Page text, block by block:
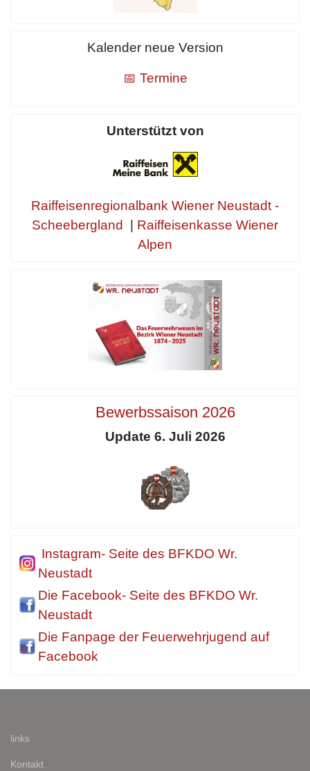
Kalender neue Version
📅 Termine
Unterstützt von
Raiffeisenregionalbank Wiener Neustadt -
Scheebergland
Raiffeisenkasse Wiener
Alpen
Bewerbssaison 2026
Update 6. Juli 2026
Instagram- Seite des BFKDO Wr.
Neustadt
Die Facebook- Seite des BFKDO Wr.
Neustadt
Die Fanpage der Feuerwehrjugend auf
Facebook
links
Kontakt